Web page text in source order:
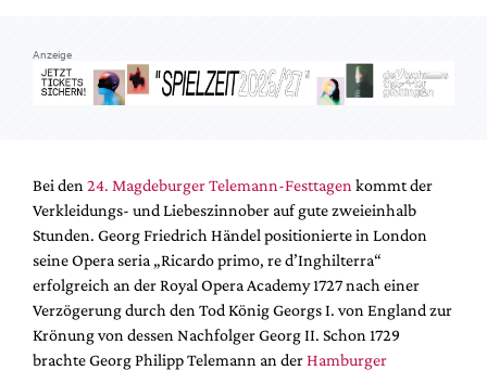
Anzeige
Bei den 24. Magdeburger Telemann-Festtagen kommt der
Verkleidungs- und Liebeszinnober auf gute zweieinhalb
Stunden. Georg Friedrich Händel positionierte in London
seine Opera seria „Ricardo primo, re d’Inghilterra“
erfolgreich an der Royal Opera Academy 1727 nach einer
Verzögerung durch den Tod König Georgs I. von England zur
Krönung von dessen Nachfolger Georg II. Schon 1729
brachte Georg Philipp Telemann an derHamburger